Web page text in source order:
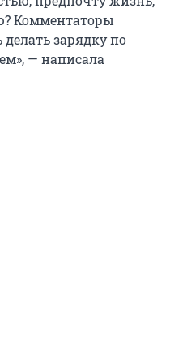
Комментаторы
зарядку по
— написала